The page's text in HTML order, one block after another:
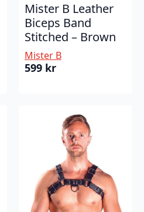
Mister B Leather
Biceps Band
Stitched – Brown
Mister B
599 kr